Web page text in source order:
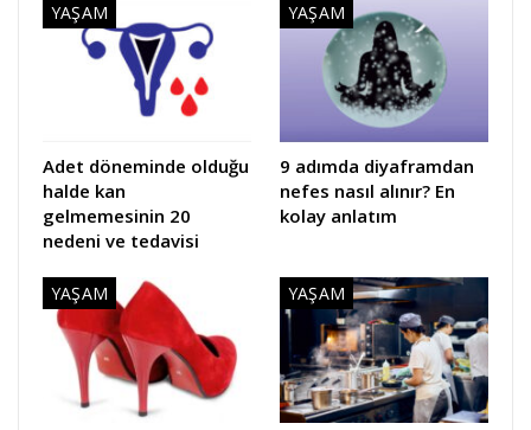
YAŞAM
Adet döneminde olduğu
halde kan
gelmemesinin 20
nedeni ve tedavisi
YAŞAM
9 adımda diyaframdan
nefes nasıl alınır? En
kolay anlatım
YAŞAM YAŞAM